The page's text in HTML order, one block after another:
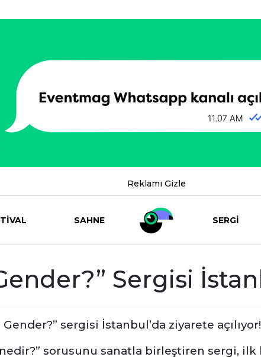
Reklamı Gizle
SAHNE SERGİ
Sergisi
Gender?” sergisi İstanbul’da ziyarete açılıyor!
sorusunu sanatla birleştiren sergi, ilk